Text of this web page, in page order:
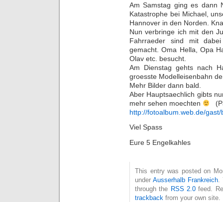
Am Samstag ging es dann
Katastrophe bei Michael,
Hannover in den Norden.
Nun verbringe ich mit den
Fahrraeder sind mit
gemacht. Oma Hella, Opa
Olav etc. besucht.
Am Dienstag gehts nach
groesste Modelleisenbahn
Mehr Bilder dann bald.
Aber Hauptsaechlich gibts
mehr sehen moechten
http://fotoalbum.web.de/
Viel Spass
Eure 5 Engelkahles
This entry was posted on
under Ausserhalb Frankreich
through the RSS 2.0 feed.
trackback from your own site.